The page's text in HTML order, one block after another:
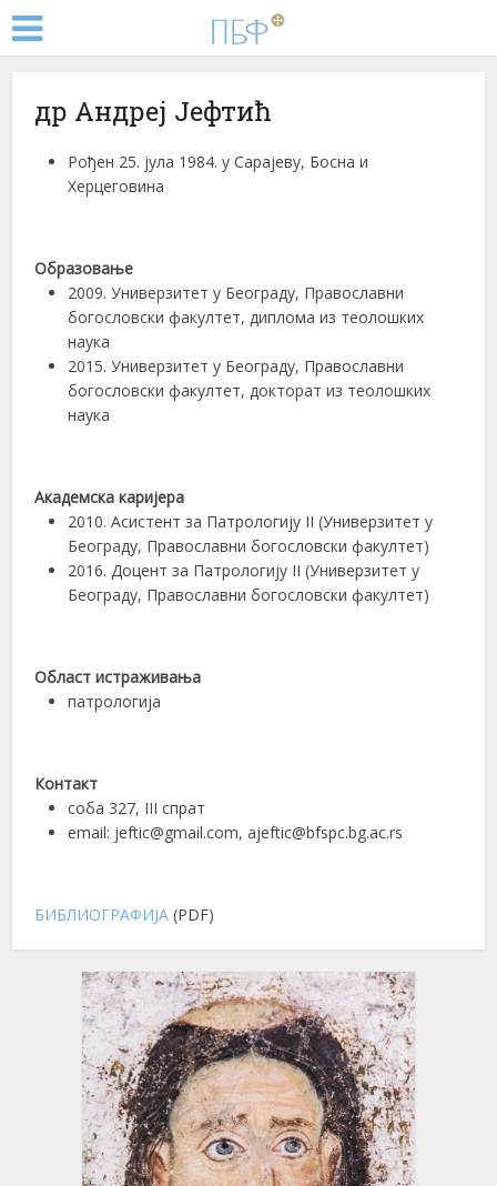
др Андреј Јефтић
Рођен 25. јула 1984. у Сарајеву, Босна и
Херцеговина
Образовање
2009. Универзитет у Београду, Православни
богословски факултет, диплома из теолошких
наука
2015. Универзитет у Београду, Православни
богословски факултет, докторат из теолошких
наука
Академска каријера
2010. Асистент за Патрологију II (Универзитет у
Београду, Православни богословски факултет)
2016. Доцент за Патрологију II (Универзитет у
Београду, Православни богословски факултет)
Област истраживања
патрологија
Контакт
соба 327, III спрат
email: jeftic@gmail.com, ajeftic@bfspc.bg.ac.rs
БИБЛИОГРАФИЈА (PDF)